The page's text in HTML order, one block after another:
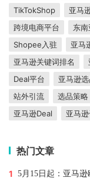
TikTokShop
亚马
跨境电商平台
东
Shopee入驻
亚马
亚马逊关键词排名
Deal平台
亚马逊
站外引流
选品策略
亚马逊Deal
亚马
热门文章
1 5月15日起：亚马